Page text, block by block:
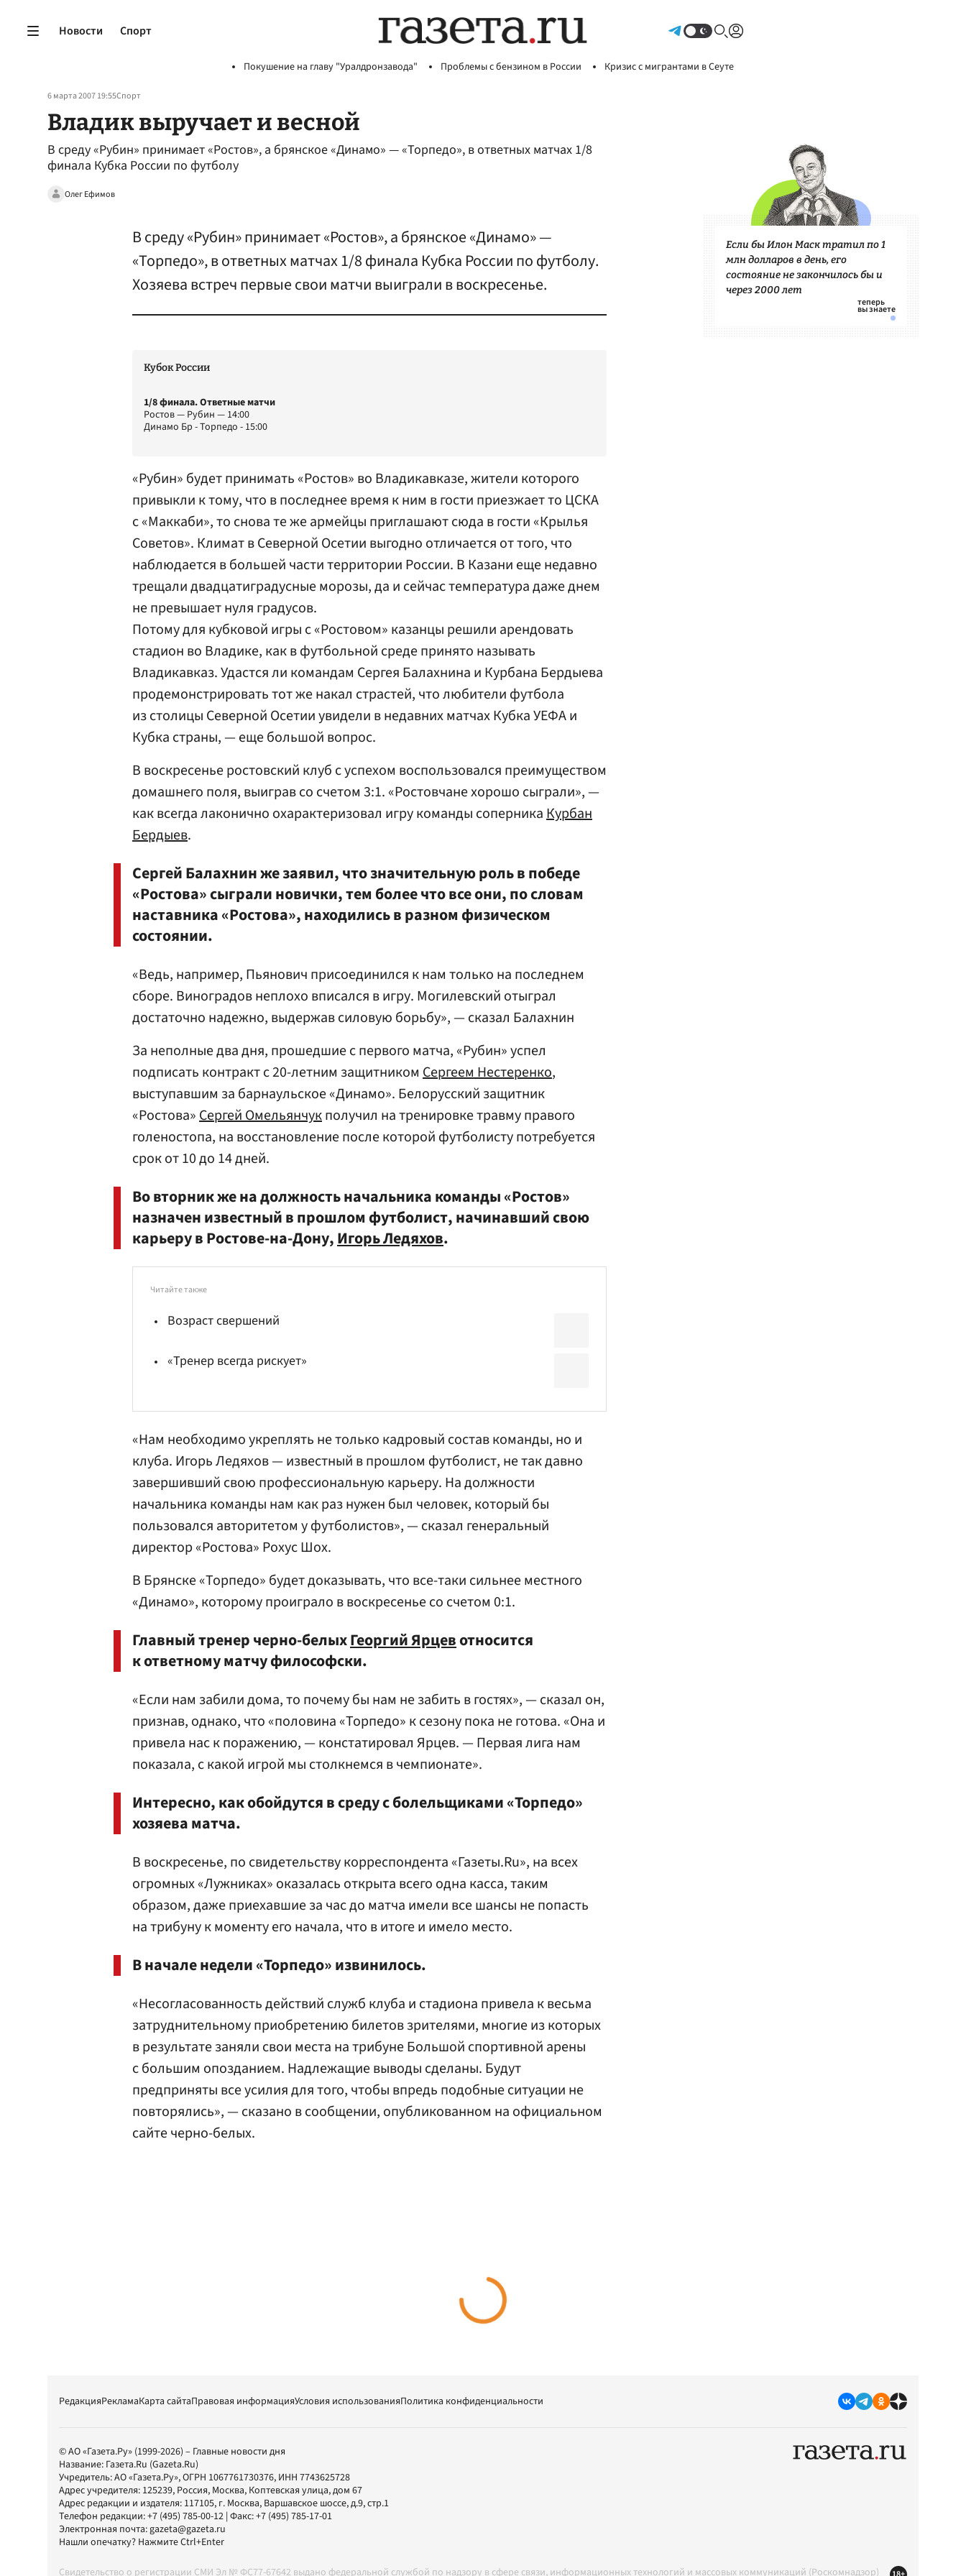
Новости Спорт
Покушение на главу "Уралдронзавода" Проблемы с бензином в России Кризис с мигрантами в Сеуте
6 марта 2007 19:55Спорт
Владик выручает и весной
В среду «Рубин» принимает «Ростов», а брянское «Динамо» — «Торпедо», в ответных матчах 1/8
финала Кубка России по футболу
Олег Ефимов
В среду «Рубин» принимает «Ростов», а брянское «Динамо» —
«Торпедо», в ответных матчах 1/8 финала Кубка России по футболу.
Хозяева встреч первые свои матчи выиграли в воскресенье.
Кубок России
1/8 финала. Ответные матчи
Ростов — Рубин — 14:00
Динамо Бр - Торпедо - 15:00
«Рубин» будет принимать «Ростов» во Владикавказе, жители которого
привыкли к тому, что в последнее время к ним в гости приезжает то ЦСКА
с «Маккаби», то снова те же армейцы приглашают сюда в гости «Крылья
Советов». Климат в Северной Осетии выгодно отличается от того, что
наблюдается в большей части территории России. В Казани еще недавно
трещали двадцатиградусные морозы, да и сейчас температура даже днем
не превышает нуля градусов.
Потому для кубковой игры с «Ростовом» казанцы решили арендовать
стадион во Владике, как в футбольной среде принято называть
Владикавказ. Удастся ли командам Сергея Балахнина и Курбана Бердыева
продемонстрировать тот же накал страстей, что любители футбола
из столицы Северной Осетии увидели в недавних матчах КубкаУЕФАи
Кубка страны, — еще большой вопрос.
В воскресенье ростовский клуб с успехом воспользовался преимуществом
домашнего поля, выиграв со счетом 3:1. «Ростовчане хорошо сыграли», —
как всегда лаконично охарактеризовал игру команды соперникаКурбан
Бердыев.
Сергей Балахнин же заявил, что значительную роль в победе
«Ростова» сыграли новички, тем более что все они, по словам
наставника «Ростова», находились в разном физическом
состоянии.
«Ведь, например, Пьянович присоединился к нам только на последнем
сборе. Виноградов неплохо вписался в игру. Могилевский отыграл
достаточно надежно, выдержав силовую борьбу», — сказал Балахнин
За неполные два дня, прошедшие с первого матча, «Рубин» успел
подписать контракт с 20-летним защитником Сергеем Нестеренко,
выступавшим за барнаульское «Динамо». Белорусский защитник
«Ростова»Сергей Омельянчукполучил на тренировке травму правого
голеностопа, на восстановление после которой футболисту потребуется
срок от 10 до 14 дней.
Во вторник же на должность начальника команды «Ростов»
назначен известный в прошлом футболист, начинавший свою
карьеру в Ростове-на-Дону,Игорь Ледяхов.
Читайте также
Возраст свершений
«Тренер всегда рискует»
«Нам необходимо укреплять не только кадровый состав команды, но и
клуба. Игорь Ледяхов — известный в прошлом футболист, не так давно
завершивший свою профессиональную карьеру. На должности
начальника команды нам как раз нужен был человек, который бы
пользовался авторитетом у футболистов», — сказал генеральный
директор «Ростова» Рохус Шох.
В Брянске «Торпедо» будет доказывать, что все-таки сильнее местного
«Динамо», которому проиграло в воскресенье со счетом 0:1.
Главный тренер черно-белыхГеоргий Ярцевотносится
к ответному матчу философски.
«Если нам забили дома, то почему бы нам не забить в гостях», — сказал он,
признав, однако, что «половина «Торпедо» к сезону пока не готова. «Она и
привела нас к поражению, — констатировал Ярцев. — Первая лига нам
показала, с какой игрой мы столкнемся в чемпионате».
Интересно, как обойдутся в среду с болельщиками «Торпедо»
хозяева матча.
В воскресенье, по свидетельству корреспондента «Газеты.Ru», на всех
огромных «Лужниках» оказалась открыта всего одна касса, таким
образом, даже приехавшие за час до матча имели все шансы не попасть
на трибуну к моменту его начала, что в итоге и имело место.
В начале недели «Торпедо» извинилось.
«Несогласованность действий служб клуба и стадиона привела к весьма
затруднительному приобретению билетов зрителями, многие из которых
в результате заняли свои места на трибуне Большой спортивной арены
с большим опозданием. Надлежащие выводы сделаны. Будут
предприняты все усилия для того, чтобы впредь подобные ситуации не
повторялись», — сказано в сообщении, опубликованном на официальном
сайте черно-белых.
Если бы Илон Маск тратил по 1
млн долларов в день, его
состояние не закончилось бы и
через 2000 лет
РедакцияРекламаКарта сайтаПравовая информацияУсловия использованияПолитика конфиденциальности
© АО «Газета.Ру» (1999-2026) – Главные новости дня
Название: Газета.Ru (Gazeta.Ru)
Учредитель:АО «Газета.Ру», ОГРН 1067761730376, ИНН 7743625728
Адрес учредителя: 125239, Россия, Москва, Коптевская улица, дом 67
Адрес редакции и издателя: 117105, г. Москва, Варшавское шоссе, д.9, стр.1
Телефон редакции:+7 (495) 785-00-12 | Факс:+7 (495) 785-17-01
Электронная почта:gazeta@gazeta.ru
Нашли опечатку? Нажмите Ctrl+Enter
Свидетельство о регистрации СМИ Эл № ФС77-67642 выдано федеральной службой по надзору в сфере связи, информационных технологий и массовых коммуникаций (Роскомнадзор)